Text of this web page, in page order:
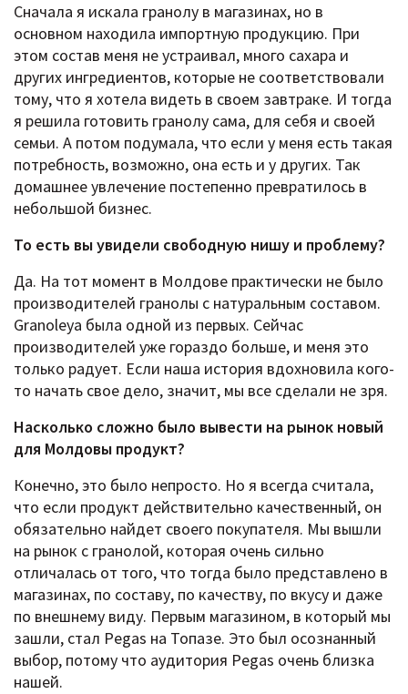
Сначала я искала гранолу в магазинах, но в
основном находила импортную продукцию. При
этом состав меня не устраивал, много сахара и
других ингредиентов, которые не соответствовали
тому, что я хотела видеть в своем завтраке. И тогда
я решила готовить гранолу сама, для себя и своей
семьи. А потом подумала, что если у меня есть такая
потребность, возможно, она есть и у других. Так
домашнее увлечение постепенно превратилось в
небольшой бизнес.
То есть вы увидели свободную нишу и проблему?
Да. На тот момент в Молдове практически не было
производителей гранолы с натуральным составом.
Granoleya была одной из первых. Сейчас
производителей уже гораздо больше, и меня это
только радует. Если наша история вдохновила кого-
то начать свое дело, значит, мы все сделали не зря.
Насколько сложно было вывести на рынок новый
для Молдовы продукт?
Конечно, это было непросто. Но я всегда считала,
что если продукт действительно качественный, он
обязательно найдет своего покупателя. Мы вышли
на рынок с гранолой, которая очень сильно
отличалась от того, что тогда было представлено в
магазинах, по составу, по качеству, по вкусу и даже
по внешнему виду. Первым магазином, в который мы
зашли, стал Pegas на Топазе. Это был осознанный
выбор, потому что аудитория Pegas очень близка
нашей.